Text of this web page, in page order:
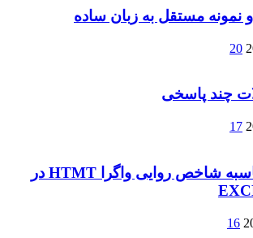
20
چند پاسخی
17
آموزش محاسبه شاخص روایی واگرا HTMT در
16